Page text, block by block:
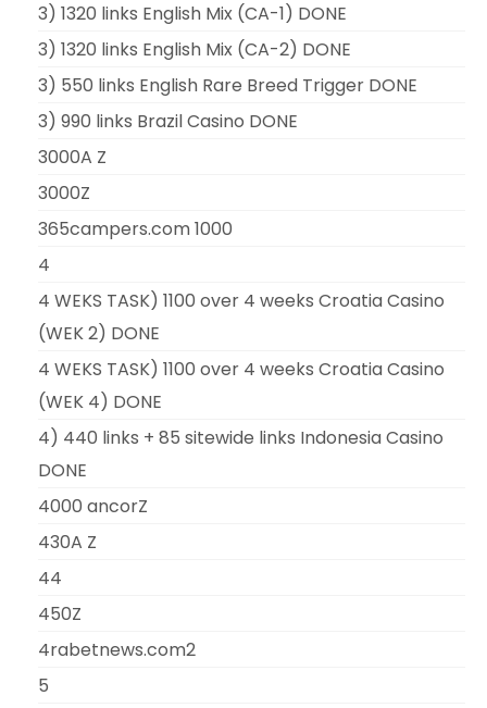
3) 1320 links English Mix (CA-1) DONE
3) 1320 links English Mix (CA-2) DONE
3) 550 links English Rare Breed Trigger DONE
3) 990 links Brazil Casino DONE
3000A Z
3000Z
365campers.com 1000
4
4 WEKS TASK) 1100 over 4 weeks Croatia Casino
(WEK 2) DONE
4 WEKS TASK) 1100 over 4 weeks Croatia Casino
(WEK 4) DONE
4) 440 links + 85 sitewide links Indonesia Casino
DONE
4000 ancorZ
430A Z
44
450Z
4rabetnews.com2
5